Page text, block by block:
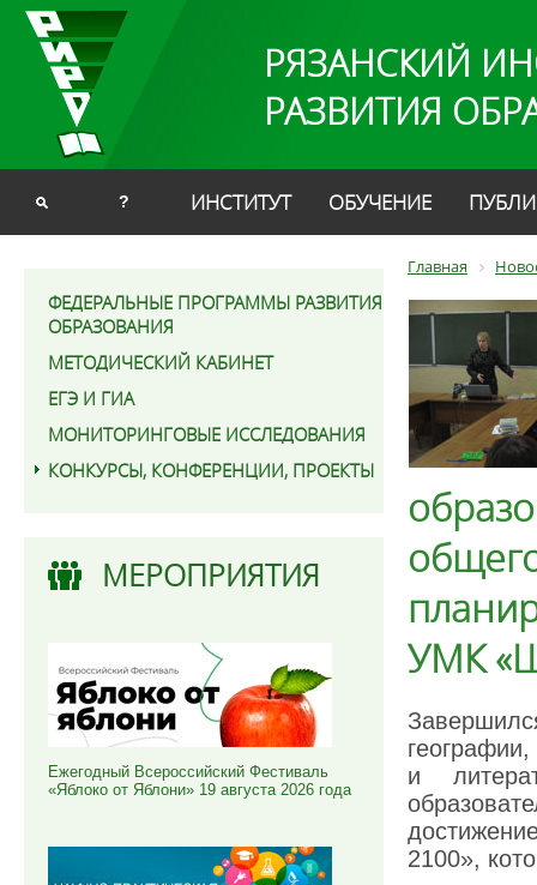
РЯЗАНСКИЙ
РАЗВИТИЯ
? ИНСТИТУТ ОБУЧЕНИЕ
ФЕДЕРАЛЬНЫЕ ПРОГРАММЫ РАЗВИТИЯ
ОБРАЗОВАНИЯ
МЕТОДИЧЕСКИЙ КАБИНЕТ
ЕГЭ И ГИА
МОНИТОРИНГОВЫЕ ИССЛЕДОВАНИЯ
КОНКУРСЫ, КОНФЕРЕНЦИИ, ПРОЕКТЫ
МЕРОПРИЯТИЯ
Ежегодный Всероссийский Фестиваль
«Яблоко от Яблони» 19 августа 2026 года
Главная
УМК
и
2100»,